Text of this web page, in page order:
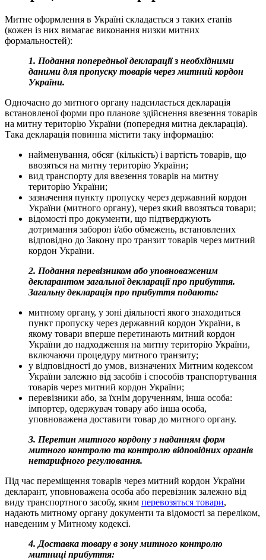
Митне оформлення в Україні складається з таких етапів
(кожен із них вимагає виконання низки митних
формальностей):
1. Подання попередньої декларації з необхідними
даними для пропуску товарів через митний кордон
України.
Одночасно до митного органу надсилається декларація
встановленої форми про планове здійснення ввезення товарів
на митну територію України (попередня митна декларація).
Така декларація повинна містити таку інформацію:
найменування, обсяг (кількість) і вартість товарів, що
ввозяться на митну територію України;
вид транспорту для ввезення товарів на митну
територію України;
зазначення пункту пропуску через державний кордон
України (митного органу), через який ввозяться товари;
відомості про документи, що підтверджують
дотримання заборон і/або обмежень, встановлених
відповідно до Закону про транзит товарів через митний
кордон України.
2. Подання перевізником або уповноваженим
декларантом загальної декларації про прибуття.
Загальну декларація про прибуття подають:
митному органу, у зоні діяльності якого знаходиться
пункт пропуску через державний кордон України, в
якому товари вперше перетинають митний кордон
України до надходження на митну територію України,
включаючи процедуру митного транзиту;
у відповідності до умов, визначених Митним кодексом
України залежно від засобів і способів транспортування
товарів через митний кордон України;
перевізники або, за їхнім дорученням, інша особа:
імпортер, одержувач товару або інша особа,
уповноважена доставити товар до митного органу.
3. Перетин митного кордону з наданням форм
митного контролю та контролю відповідних органів
нетарифного регулювання.
Під час переміщення товарів через митний кордон України
декларант, уповноважена особа або перевізник залежно від
виду транспортного засобу, яким перевозяться товари,
надають митному органу документи та відомості за переліком,
наведеним у Митному кодексі.
4. Доставка товару в зону митного контролю
митниці прибуття: